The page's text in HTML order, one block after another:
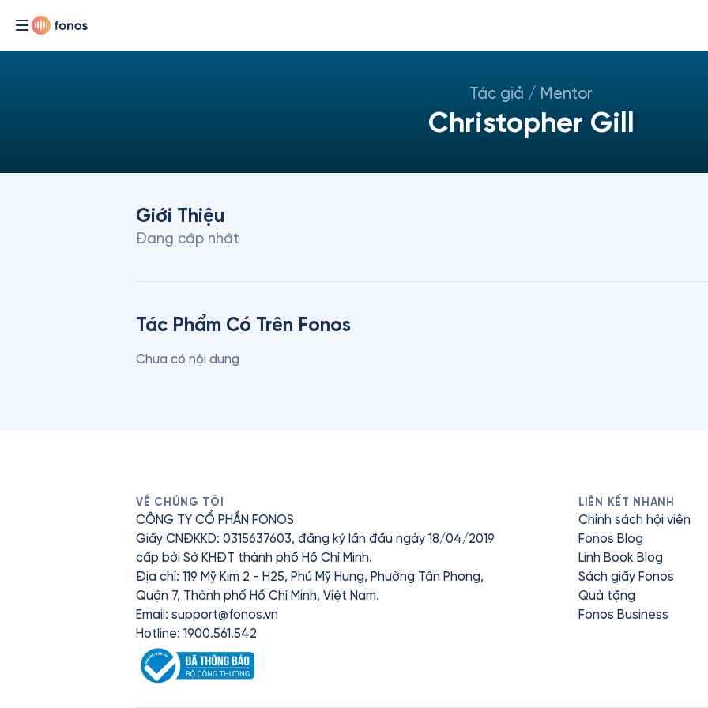
Tác giả / Mentor
Christopher Gill
Giới Thiệu
Đang cập nhật
Tác Phẩm Có Trên Fonos
Chưa có nội dung
VỀ CHÚNG TÔI
CÔNG TY CỔ PHẦN FONOS
Giấy CNĐKKD: 0315637603, đăng ký lần đầu ngày 18/04/2019
cấp bởi Sở KHĐT thành phố Hồ Chí Minh.
Địa chỉ: 119 Mỹ Kim 2 - H25, Phú Mỹ Hưng, Phường Tân Phong,
Quận 7, Thành phố Hồ Chí Minh, Việt Nam.
Email: support@fonos.vn
Hotline: 1900.561.542
LIÊN KẾT NHANH
Chính sách hội viên
Fonos Blog
Linh Book Blog
Sách giấy Fonos
Quà tặng
Fonos Business